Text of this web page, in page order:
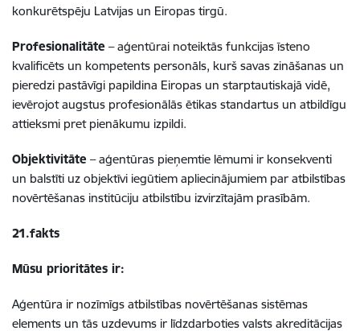
konkurētspēju Latvijas un Eiropas tirgū.
Profesionalitāte – aģentūrai noteiktās funkcijas īsteno
kvalificēts un kompetents personāls, kurš savas zināšanas un
pieredzi pastāvīgi papildina Eiropas un starptautiskajā vidē,
ievērojot augstus profesionālās ētikas standartus un atbildīgu
attieksmi pret pienākumu izpildi.
Objektivitāte – aģentūras pieņemtie lēmumi ir konsekventi
un balstīti uz objektīvi iegūtiem apliecinājumiem par atbilstības
novērtēšanas institūciju atbilstību izvirzītajām prasībām.
21.fakts
Mūsu prioritātes ir:
Aģentūra ir nozīmīgs atbilstības novērtēšanas sistēmas
elements un tās uzdevums ir līdzdarboties valsts akreditācijas